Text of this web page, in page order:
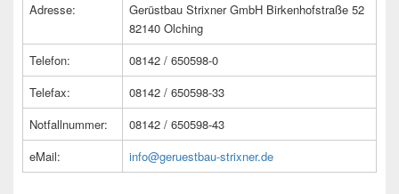
Adresse:
Gerüstbau Strixner GmbH Birkenhofstraße 52
82140 Olching
Telefon:
08142 / 650598-0
Telefax:
08142 / 650598-33
Notfallnummer:
08142 / 650598-43
eMail:
info@geruestbau-strixner.de